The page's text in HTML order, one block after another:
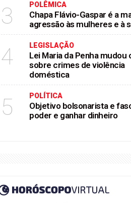
3 POLÊMICA
Chapa Flávio-Gaspar é a
agressão às mulheres e à
4 LEGISLAÇÃO
Lei Maria da Penha mudou
sobre crimes de violência
doméstica
5 POLÍTICA
Objetivo bolsonarista e
poder e ganhar dinheiro